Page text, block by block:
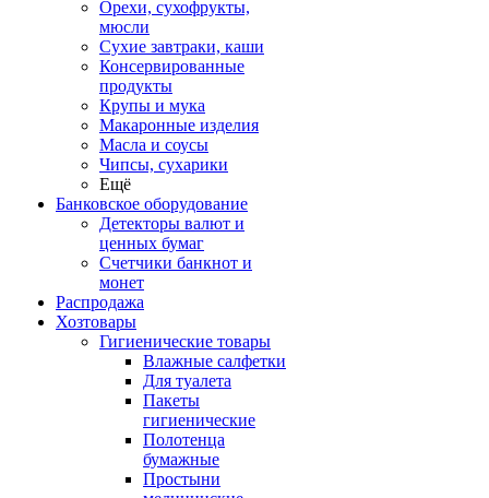
Орехи, сухофрукты,
мюсли
Сухие завтраки, каши
Консервированные
продукты
Крупы и мука
Макаронные изделия
Масла и соусы
Чипсы, сухарики
Ещё
Банковское оборудование
Детекторы валют и
ценных бумаг
Счетчики банкнот и
монет
Распродажа
Хозтовары
Гигиенические товары
Влажные салфетки
Для туалета
Пакеты
гигиенические
Полотенца
бумажные
Простыни